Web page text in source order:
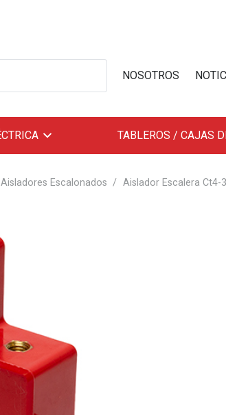
NOSOTROS
TABLEROS / CAJAS
Aisladores Escalonados / Aislador Escalera Ct4-